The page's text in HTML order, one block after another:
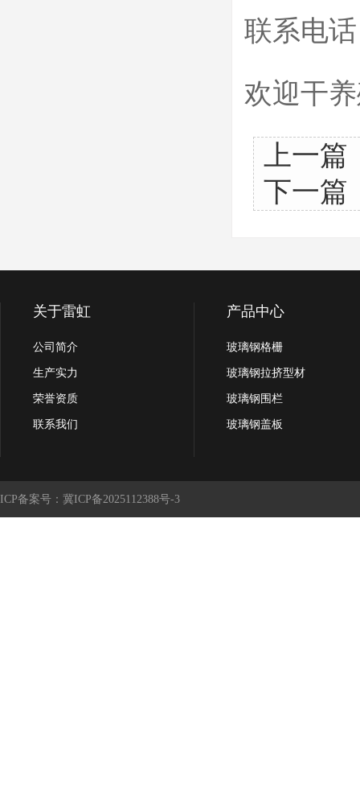
联系电
欢迎干
上一篇
下一篇
关于雷虹
公司简介
生产实力
荣誉资质
联系我们
产品中心
玻璃钢格栅
玻璃钢拉挤型材
玻璃钢围栏
玻璃钢盖板
ICP备案号：冀ICP备2025112388号-3